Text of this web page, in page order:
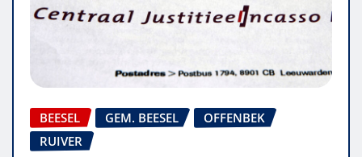
BEESEL GEM. BEESEL
OFFENBEK
RUIVER